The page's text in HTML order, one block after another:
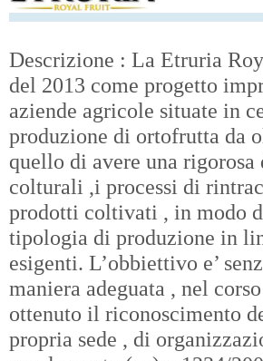
Descrizione : La Etruria
del 2013 come progetto
aziende agricole situate in
produzione di ortofrutta da
quello di avere una
colturali ,i processi di
prodotti coltivati , in modo
tipologia di produzione in
esigenti. L’obbiettivo e’
maniera adeguata , nel
ottenuto il riconoscimento
propria sede , di